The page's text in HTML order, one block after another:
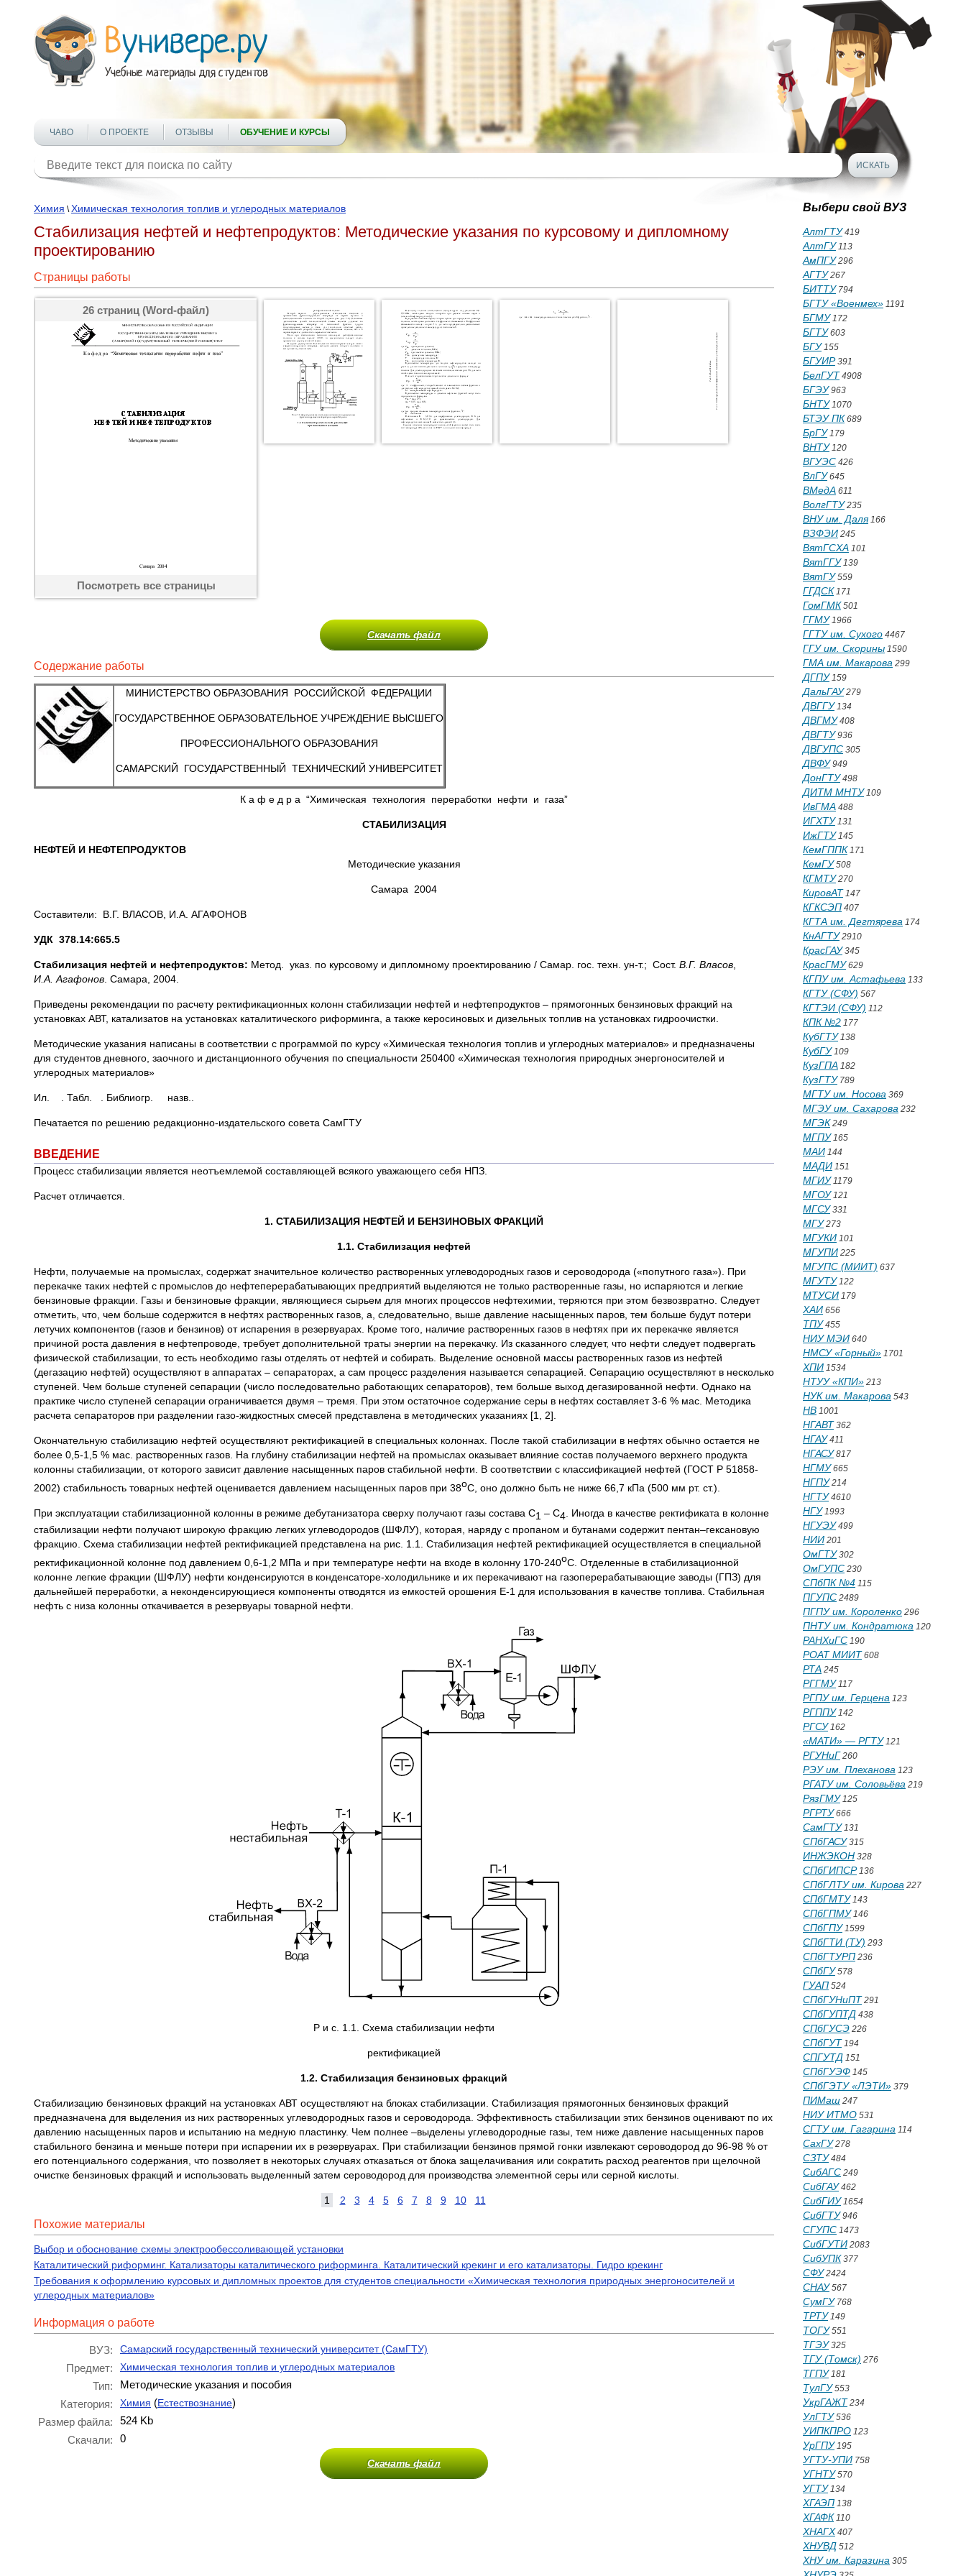
ЧАВО О ПРОЕКТЕ ОТЗЫВЫ ОБУЧЕНИЕ И КУРСЫ
Химия \Химическая технология топлив и углеродных материалов
Стабилизация нефтей и нефтепродуктов: Методические указания по курсовому и дипломному
проектированию
Страницы работы
26 страниц (Word-файл)
Посмотреть все страницы
Скачать файл
Содержание работы
МИНИСТЕРСТВО ОБРАЗОВАНИЯ РОССИЙСКОЙ ФЕДЕРАЦИИ
ГОСУДАРСТВЕННОЕ ОБРАЗОВАТЕЛЬНОЕ УЧРЕЖДЕНИЕ ВЫСШЕГО
ПРОФЕССИОНАЛЬНОГО ОБРАЗОВАНИЯ
САМАРСКИЙ ГОСУДАРСТВЕННЫЙ ТЕХНИЧЕСКИЙ УНИВЕРСИТЕТ
К а ф е д р а “Химическая технология переработки нефти и газа”
СТАБИЛИЗАЦИЯ
НЕФТЕЙ И НЕФТЕПРОДУКТОВ
Методические указания
Самара 2004
Составители: В.Г. ВЛАСОВ, И.А. АГАФОНОВ
УДК 378.14:665.5
Стабилизация нефтей и нефтепродуктов: Метод. указ. по курсовому и дипломному проектированию / Самар. гос. техн. ун-т.; Сост. В.Г. Власов
И.А. Агафонов . Самара, 2004.
Приведены рекомендации по расчету ректификационных колонн стабилизации нефтей и нефтепродуктов – прямогонных бензиновых фракций на
установках АВТ, катализатов на установках каталитического риформинга, а также керосиновых и дизельных топлив на установках гидроочистки.
Методические указания написаны в соответствии с программой по курсу «Химическая технология топлив и углеродных материалов» и предназначены
для студентов дневного, заочного и дистанционного обучения по специальности 250400 «Химическая технология природных энергоносителей и
углеродных материалов»
Ил. . Табл. . Библиогр. назв..
Печатается по решению редакционно-издательского совета СамГТУ
ВВЕДЕНИЕ
Процесс стабилизации является неотъемлемой составляющей всякого уважающего себя НПЗ.
Расчет отличается.
1. СТАБИЛИЗАЦИЯ НЕФТЕЙ И БЕНЗИНОВЫХ ФРАКЦИЙ
1.1. Стабилизация нефтей
Нефти, получаемые на промыслах, содержат значительное количество растворенных углеводородных газов и сероводорода («попутного газа»). При
перекачке таких нефтей с промыслов до нефтеперерабатывающих предприятий выделяются не только растворенные газы, но испаряются и легкие
бензиновые фракции. Газы и бензиновые фракции, являющиеся сырьем для многих процессов нефтехимии, теряются при этом безвозвратно. Следует
отметить, что, чем больше содержится в нефтях растворенных газов, а, следовательно, выше давление насыщенных паров, тем больше будут потери
летучих компонентов (газов и бензинов) от испарения в резервуарах. Кроме того, наличие растворенных газов в нефтях при их перекачке является
причиной роста давления в нефтепроводе, требует дополнительной траты энергии на перекачку. Из сказанного следует, что нефти следует подвергать
физической стабилизации, то есть необходимо газы отделять от нефтей и собирать. Выделение основной массы растворенных газов из нефтей
(дегазацию нефтей) осуществляют в аппаратах – сепараторах, а сам процесс разделения называется сепарацией. Сепарацию осуществляют в несколько
ступеней. Чем больше ступеней сепарации (число последовательно работающих сепараторов), тем больше выход дегазированной нефти. Однако на
практике число ступеней сепарации ограничивается двумя – тремя. При этом остаточное содержание серы в нефтях составляет 3-6 % мас. Методика
расчета сепараторов при разделении газо-жидкостных смесей представлена в методических указаниях [1, 2].
Окончательную стабилизацию нефтей осуществляют ректификацией в специальных колоннах. После такой стабилизации в нефтях обычно остается не
более 0,5-1,5 % мас. растворенных газов. На глубину стабилизации нефтей на промыслах оказывает влияние состав получаемого верхнего продукта
колонны стабилизации, от которого зависит давление насыщенных паров стабильной нефти. В соответствии с классификацией нефтей (ГОСТ Р 51858-
2002) стабильность товарных нефтей оценивается давлением насыщенных паров при 38оС, оно должно быть не ниже 66,7 кПа (500 мм рт. ст.).
При эксплуатации стабилизационной колонны в режиме дебутанизатора сверху получают газы состава С1 – С4 . Иногда в качестве ректификата в колонне
стабилизации нефти получают широкую фракцию легких углеводородов (ШФЛУ), которая, наряду с пропаном и бутанами содержит пентан–гексановую
фракцию. Схема стабилизации нефтей ректификацией представлена на рис. 1.1. Стабилизация нефтей ректификацией осуществляется в специальной
ректификационной колонне под давлением 0,6-1,2 МПа и при температуре нефти на входе в колонну 170-240оС. Отделенные в стабилизационной
колонне легкие фракции (ШФЛУ) нефти конденсируются в конденсаторе-холодильнике и их перекачивают на газоперерабатывающие заводы (ГПЗ) для
дальнейшей переработки, а неконденсирующиеся компоненты отводятся из емкостей орошения Е-1 для использования в качестве топлива. Стабильная
нефть с низа колонны откачивается в резервуары товарной нефти.
Р и с. 1.1. Схема стабилизации нефти
ректификацией
1.2. Стабилизация бензиновых фракций
Стабилизацию бензиновых фракций на установках АВТ осуществляют на блоках стабилизации. Стабилизация прямогонных бензиновых фракций
предназначена для выделения из них растворенных углеводородных газов и сероводорода. Эффективность стабилизации этих бензинов оценивают по их
давлению насыщенных паров и испытанию на медную пластинку. Чем полнее –выделены углеводородные газы, тем ниже давление насыщенных паров
стабильного бензина и меньше потери при испарении их в резервуарах. При стабилизации бензинов прямой гонки извлекают сероводород до 96-98 % от
его потенциального содержания, что позволяет в некоторых случаях отказаться от блока защелачивания или сократить расход реагентов при щелочной
очистке бензиновых фракций и использовать выделенный затем сероводород для производства элементной серы или серной кислоты.
1 2 3 4 5 6 7 8 9 10 11
Похожие материалы
Выбор и обоснование схемы электрообессоливающей установки
Каталитический риформинг. Катализаторы каталитического риформинга. Каталитический крекинг и его катализаторы. Гидро крекинг
Требования к оформлению курсовых и дипломных проектов для студентов специальности «Химическая технология природных энергоносителей и
углеродных материалов»
Информация о работе
ВУЗ: Самарский государственный технический университет (СамГТУ)
Предмет: Химическая технология топлив и углеродных материалов
Тип:
Методические указания и пособия
Категория:
Химия (Естествознание)
Размер файла:
524 Kb
Скачали:
0
Скачать файл
Выбери свой ВУЗ
АлтГТУ419
АлтГУ113
АмПГУ296
АГТУ267
БИТТУ794
БГТУ «Военмех» 1191
БГМУ172
БГТУ603
БГУ155
БГУИР391
БелГУТ 4908
БГЭУ963
БНТУ1070
БТЭУ ПК 689
БрГУ179
ВНТУ120
ВГУЭС 426
ВлГУ645
ВМедА 611
ВолгГТУ235
ВНУ им. Даля166
ВЗФЭИ 245
ВятГСХА 101
ВятГГУ139
ВятГУ559
ГГДСК 171
ГомГМК 501
ГГМУ1966
ГГТУ им. Сухого 4467
ГГУ им. Скорины 1590
ГМА им. Макарова 299
ДГПУ159
ДальГАУ279
ДВГГУ134
ДВГМУ408
ДВГТУ936
ДВГУПС 305
ДВФУ949
ДонГТУ498
ДИТМ МНТУ109
ИвГМА 488
ИГХТУ131
ИжГТУ145
КемГППК 171
КемГУ508
КГМТУ270
КировАТ 147
КГКСЭП 407
КГТА им. Дегтярева 174
КнАГТУ2910
КрасГАУ345
КрасГМУ629
КГПУ им. Астафьева 133
КГТУ (СФУ) 567
КГТЭИ (СФУ) 112
КПК №2 177
КубГТУ138
КубГУ109
КузГПА 182
КузГТУ789
МГТУ им. Носова 369
МГЭУ им. Сахарова 232
МГЭК 249
МГПУ165
МАИ 144
МАДИ 151
МГИУ1179
МГОУ121
МГСУ331
МГУ273
МГУКИ 101
МГУПИ 225
МГУПС (МИИТ) 637
МГУТУ122
МТУСИ 179
ХАИ 656
ТПУ455
НИУ МЭИ 640
НМСУ «Горный» 1701
ХПИ 1534
НТУУ «КПИ» 213
НУК им. Макарова 543
НВ 1001
НГАВТ 362
НГАУ411
НГАСУ817
НГМУ665
НГПУ214
НГТУ4610
НГУ1993
НГУЭУ499
НИИ 201
ОмГТУ302
ОмГУПС 230
СПбПК №4 115
ПГУПС 2489
ПГПУ им. Короленко 296
ПНТУ им. Кондратюка 120
РАНХиГС 190
РОАТ МИИТ 608
РТА 245
РГГМУ117
РГПУ им. Герцена 123
РГППУ142
РГСУ162
«МАТИ» — РГТУ121
РГУНиГ 260
РЭУ им. Плеханова 123
РГАТУ им. Соловьёва 219
РязГМУ125
РГРТУ666
СамГТУ131
СПбГАСУ315
ИНЖЭКОН 328
СПбГИПСР136
СПбГЛТУ им. Кирова 227
СПбГМТУ143
СПбГПМУ146
СПбГПУ1599
СПбГТИ (ТУ) 293
СПбГТУРП 236
СПбГУ578
ГУАП 524
СПбГУНиПТ 291
СПбГУПТД 438
СПбГУСЭ 226
СПбГУТ 194
СПГУТД 151
СПбГУЭФ 145
СПбГЭТУ «ЛЭТИ» 379
ПИМаш 247
НИУ ИТМО 531
СГТУ им. Гагарина 114
СахГУ278
СЗТУ484
СибАГС 249
СибГАУ462
СибГИУ1654
СибГТУ946
СГУПС 1473
СибГУТИ 2083
СибУПК 377
СФУ2424
СНАУ567
СумГУ768
ТРТУ149
ТОГУ551
ТГЭУ325
ТГУ (Томск) 276
ТГПУ181
ТулГУ553
УкрГАЖТ 234
УлГТУ536
УИПКПРО 123
УрГПУ195
УГТУ-УПИ 758
УГНТУ570
УГТУ134
ХГАЭП 138
ХГАФК 110
ХНАГХ 407
ХНУВД 512
ХНУ им. Каразина 305